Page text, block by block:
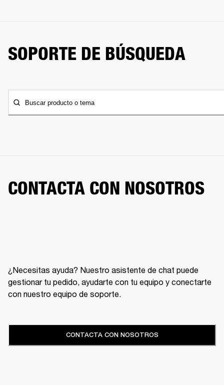
SOPORTE DE BÚSQUEDA
Buscar producto o tema
CONTACTA CON NOSOTROS
¿Necesitas ayuda? Nuestro asistente de chat puede
gestionar tu pedido, ayudarte con tu equipo y conectarte
con nuestro equipo de soporte.
CONTACTA CON NOSOTROS